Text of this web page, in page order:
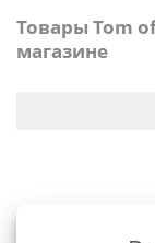
Товары Tom
магазине